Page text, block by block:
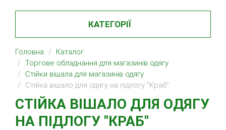
КАТЕГОРІЇ
Головна
Каталог
Торгове обладнання для магазинів одягу
Стійки вішала для магазинів одягу
Стійка вішало для одягу на підлогу "Краб"
СТІЙКА ВІШАЛО ДЛЯ ОДЯГУ
НА ПІДЛОГУ "КРАБ"